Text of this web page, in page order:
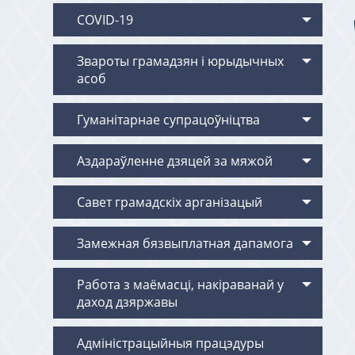
COVID-19
Звароты грамадзян i юрыдычных
асоб
Гуманітарнае супрацоўніцтва
Аздараўленне дзяцей за мяжой
Савет грамадскіх арганізацый
Замежная бязвыплатная дапамога
Работа з маёмасцi, накiраванай у
даход дзяржавы
Адміністрацыйныя працэдуры